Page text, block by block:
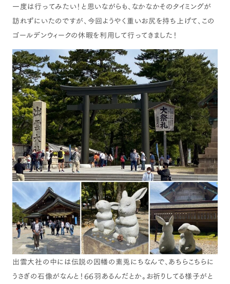
一度は行ってみたい！と思いながらも、なかなかそのタイミングが
訪れずにいたのですが、今回ようやく重いお尻を持ち上げて、この
ゴールデンウィークの休暇を利用して行ってきました！
出雲大社の中には伝説の因幡の素兎にちなんで、あちらこちらに
うさぎの石像がなんと！66羽あるんだとか。お祈りしてる様子がと